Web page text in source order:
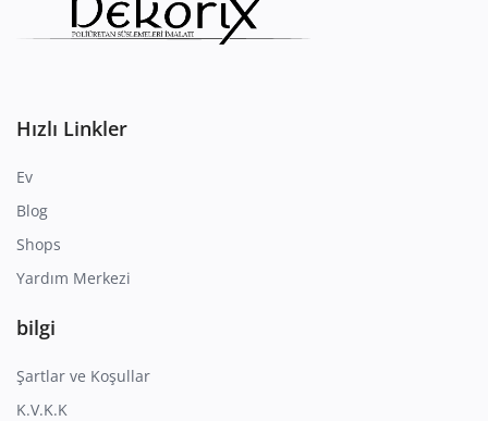
Hızlı Linkler
Ev
Blog
Shops
Yardım Merkezi
bilgi
Şartlar ve Koşullar
K.V.K.K